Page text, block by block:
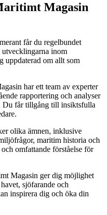
Magasin
får du regelbundet
utvecklingarna inom
uppdaterad om allt som
har ett team av experter
rapportering och analyser
Du får tillgång till insiktsfulla
olika ämnen, inklusive
maritim historia och
omfattande förståelse för
Magasin ger dig möjlighet
sjöfarande och
inspirera dig och öka din